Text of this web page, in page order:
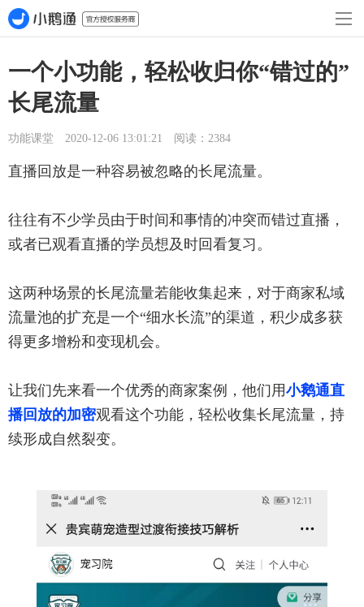
一个小功能，轻松收归你“错过的”
长尾流量
功能课堂 2020-12-06 13:01:21 阅读：2384
直播回放是一种容易被忽略的长尾流量。
往往有不少学员由于时间和事情的冲突而错过直播，
或者已观看直播的学员想及时回看复习。
这两种场景的长尾流量若能收集起来，对于商家私域
流量池的扩充是一个“细水长流”的渠道，积少成多获
得更多增粉和变现机会。
让我们先来看一个优秀的商家案例，他们用小鹅通直
播回放的加密观看这个功能，轻松收集长尾流量，持
续形成自然裂变。